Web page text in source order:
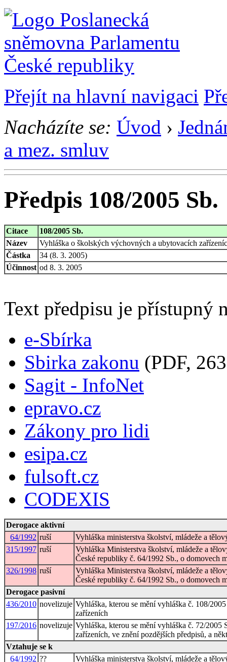
Přejít na hlavní navigaci
Nacházíte se: Úvod ›
a mez. smluv
Předpis 108/2005 Sb.
Citace
108/2005 Sb.
Název
Vyhláška o školských výchovných a ubytovacích
Částka
34 (8. 3. 2005)
Účinnost od 8. 3. 2005
Text předpisu je přístupný
e-Sbírka
Sbirka zakonu (PDF,
Sagit - InfoNet
epravo.cz
Zákony pro lidi
esipa.cz
fulsoft.cz
CODEXIS
Derogace aktivní
64/1992 ruší
Vyhláška ministerstva školství, mládeže a
315/1997 ruší
Vyhláška Ministerstva školství, mládeže a
České republiky č. 64/1992 Sb., o domovech
326/1998 ruší
Vyhláška Ministerstva školství, mládeže a
České republiky č. 64/1992 Sb., o domovech
Derogace pasivní
436/2010 novelizuje Vyhláška, kterou se mění vyhláška č. 108/
zařízeních
197/2016 novelizuje Vyhláška, kterou se mění vyhláška č. 72/2005
zařízeních, ve znění pozdějších předpisů, a
Vztahuje se k
64/1992 ??
Vyhláška ministerstva školství, mládeže a